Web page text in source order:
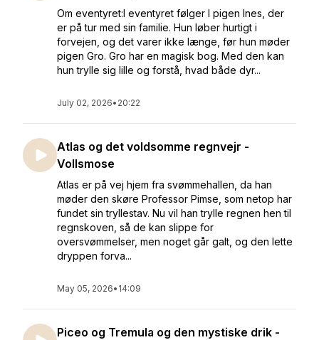
Om eventyret:I eventyret følger I pigen Ines, der
er på tur med sin familie. Hun løber hurtigt i
forvejen, og det varer ikke længe, før hun møder
pigen Gro. Gro har en magisk bog. Med den kan
hun trylle sig lille og forstå, hvad både dyr...
July 02, 2026• 20:22
Atlas og det voldsomme regnvejr -
Vollsmose
Atlas er på vej hjem fra svømmehallen, da han
møder den skøre Professor Pimse, som netop har
fundet sin tryllestav. Nu vil han trylle regnen hen til
regnskoven, så de kan slippe for
oversvømmelser, men noget går galt, og den lette
dryppen forva...
May 05, 2026• 14:09
Piceo og Tremula og den mystiske drik -